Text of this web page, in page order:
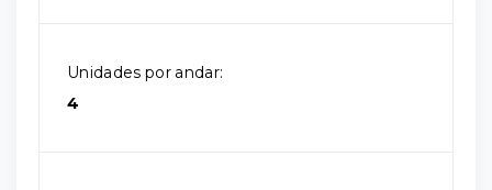
Unidades por andar:
4